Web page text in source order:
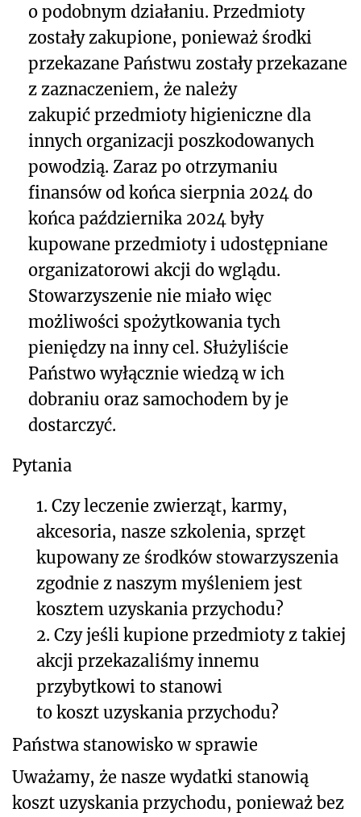
o podobnym działaniu. Przedmioty
zostały zakupione, ponieważ środki
przekazane Państwu zostały przekazane
z zaznaczeniem, że należy
zakupić przedmioty higieniczne dla
innych organizacji poszkodowanych
powodzią. Zaraz po otrzymaniu
finansów od końca sierpnia 2024 do
końca października 2024 były
kupowane przedmioty i udostępniane
organizatorowi akcji do wglądu.
Stowarzyszenie nie miało więc
możliwości spożytkowania tych
pieniędzy na inny cel. Służyliście
Państwo wyłącznie wiedzą w ich
dobraniu oraz samochodem by je
dostarczyć.
Pytania
1. Czy leczenie zwierząt, karmy,
akcesoria, nasze szkolenia, sprzęt
kupowany ze środków stowarzyszenia
zgodnie z naszym myśleniem jest
kosztem uzyskania przychodu?
2. Czy jeśli kupione przedmioty z takiej
akcji przekazaliśmy innemu
przybytkowi to stanowi
to koszt uzyskania przychodu?
Państwa stanowisko w sprawie
Uważamy, że nasze wydatki stanowią
koszt uzyskania przychodu, ponieważ bez